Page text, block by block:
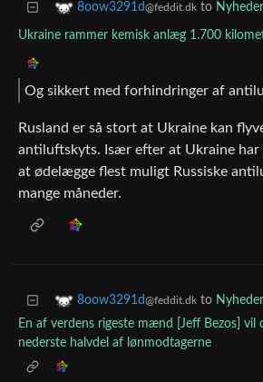
8oow3291d@feddit.dk to Nyheder
Ukraine rammer kemisk anlæg 1.700
Og sikkert med forhindringer af
Rusland er så stort at Ukraine kan
antiluftskyts. Især efter at Ukraine har
at ødelægge flest muligt Russiske
mange måneder.
8oow3291d@feddit.dk to Nyheder
En af verdens rigeste mænd [Jeff Bezos] vil
nederste halvdel af lønmodtagerne